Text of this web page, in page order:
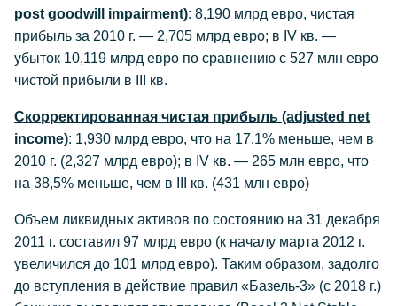
post goodwill impairment): 8,190 млрд евро, чистая
прибыль за 2010 г. — 2,705 млрд евро; в IV кв. —
убыток 10,119 млрд евро по сравнению с 527 млн евро
чистой прибыли в III кв.
Скорректированная чистая прибыль (adjusted net
income): 1,930 млрд евро, что на 17,1% меньше, чем в
2010 г. (2,327 млрд евро); в IV кв. — 265 млн евро, что
на 38,5% меньше, чем в III кв. (431 млн евро)
Объем ликвидных активов по состоянию на 31 декабря
2011 г. составил 97 млрд евро (к началу марта 2012 г.
увеличился до 101 млрд евро). Таким образом, задолго
до вступления в действие правил «Базель-3» (с 2018 г.)